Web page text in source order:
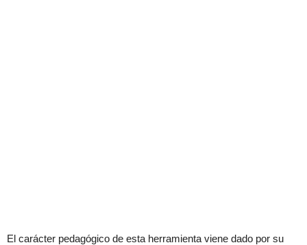
El carácter pedagógico de esta herramienta viene dado por su